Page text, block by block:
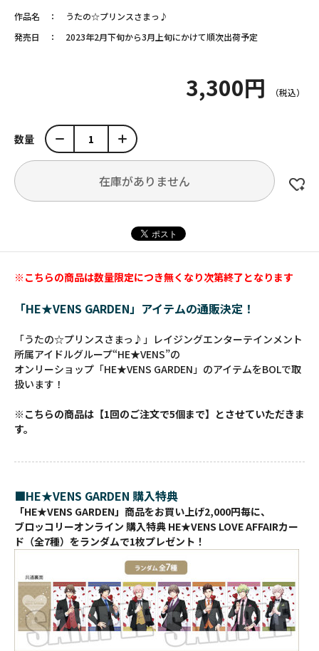
作品名
うたの☆プリンスさまっ♪
発売日
2023年2月下旬から3月上旬にかけて順次出荷予定
3,300円
数量
在庫がありません
※こちらの商品は数量限定につき無くなり次第終了となります
「HE★VENS GARDEN」アイテムの通販決定！
「うたの☆プリンスさまっ♪」レイジングエンターテインメント
所属アイドルグループ“HE★VENS”の
オンリーショップ「HE★VENS GARDEN」のアイテムをBOLで取
扱います！
※こちらの商品は【1回のご注文で5個まで】とさせていただきま
す。
■HE★VENS GARDEN 購入特典
「HE★VENS GARDEN」商品をお買い上げ2,000円毎に、
ブロッコリーオンライン 購入特典 HE★VENS LOVE AFFAIRカー
ド（全7種）をランダムで1枚プレゼント！